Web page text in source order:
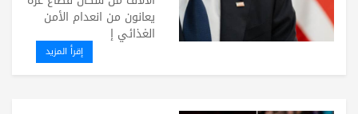
يعانون من انعدام الأمن
الغذائي إ
إقرأ المزيد